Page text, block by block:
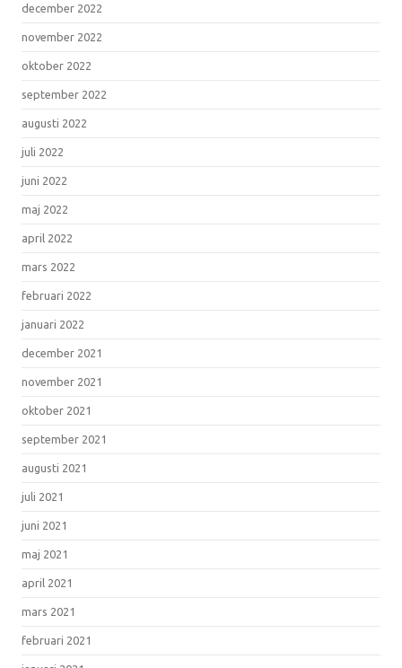
december 2022
november 2022
oktober 2022
september 2022
augusti 2022
juli 2022
juni 2022
maj 2022
april 2022
mars 2022
februari 2022
januari 2022
december 2021
november 2021
oktober 2021
september 2021
augusti 2021
juli 2021
juni 2021
maj 2021
april 2021
mars 2021
februari 2021